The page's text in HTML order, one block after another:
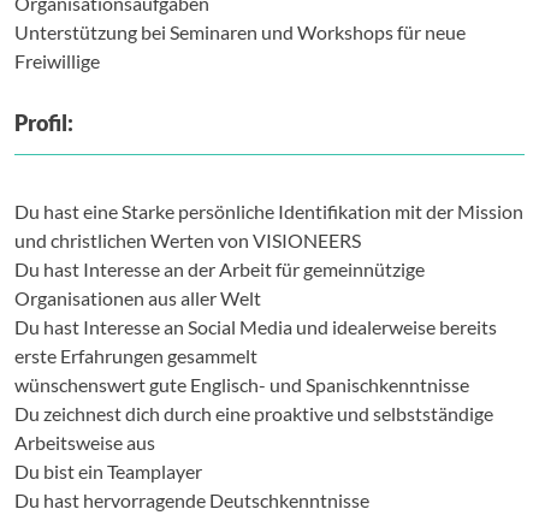
Unterstützung bei Seminaren und Workshops für neue
Freiwillige
Profil:
Du hast eine Starke persönliche Identifikation mit der Mission
und christlichen Werten von VISIONEERS
Du hast Interesse an der Arbeit für gemeinnützige
Organisationen aus aller Welt
Du hast Interesse an Social Media und idealerweise bereits
erste Erfahrungen gesammelt
wünschenswert gute Englisch- und Spanischkenntnisse
Du zeichnest dich durch eine proaktive und selbstständige
Arbeitsweise aus
Du bist ein Teamplayer
Du hast hervorragende Deutschkenntnisse